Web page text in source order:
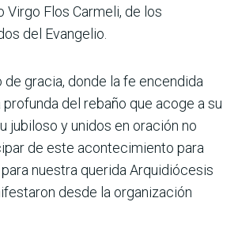
Flos Carmeli, de los
del Evangelio.
de gracia, donde la fe encendida
profunda del rebaño que acoge a su
jubiloso y unidos en oración no
de este acontecimiento para
nuestra querida Arquidiócesis
desde la organización